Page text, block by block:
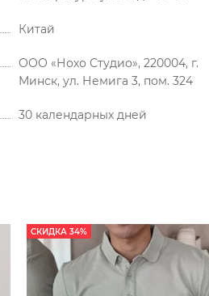
Китай
ООО «Нохо Студио», 220004, г.
Минск, ул. Немига 3, пом. 324
30 календарных дней
СКИДКА 34%